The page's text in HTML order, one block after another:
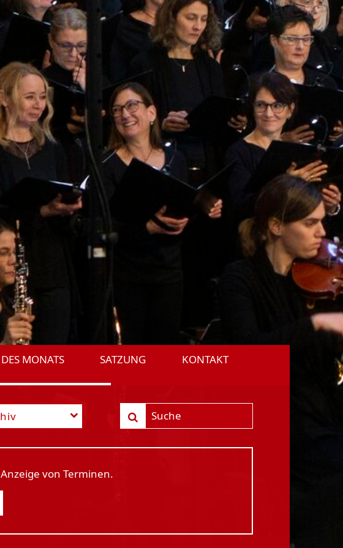
MONATS SATZUNG KONTAKT
von Terminen.